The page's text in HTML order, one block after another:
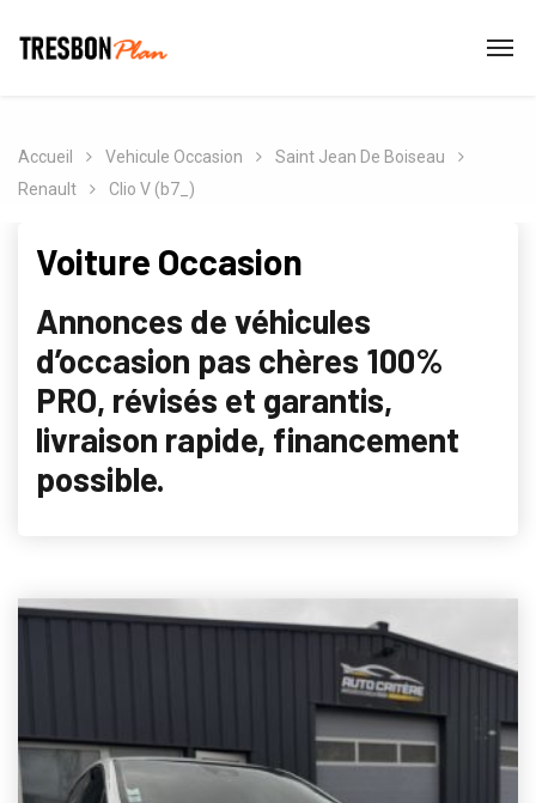
Accueil Vehicule Occasion
Saint Jean De Boiseau
Renault
Clio V (b7_)
Voiture Occasion
Annonces de véhicules
d’occasion pas chères 100%
PRO, révisés et garantis,
livraison rapide, financement
possible.